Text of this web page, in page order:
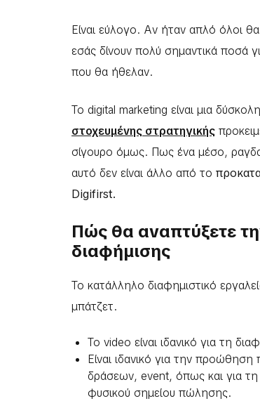
Είναι εύλογο. Αν ήταν απλό όλοι θα
εσάς δίνουν πολύ σημαντικά ποσά
που θα ήθελαν.
Το digital marketing είναι μια
στοχευμένης στρατηγικής
σίγουρο όμως. Πως ένα μέσο,
αυτό δεν είναι άλλο από το
Digifirst.
Πώς θα αναπτύξετε
διαφήμισης
Το κατάλληλο διαφημιστικό
μπάτζετ.
Το video είναι ιδανικό για τη
Είναι ιδανικό για την
δράσεων, event, όπως και για τη
φυσικού σημείου πώλησης.